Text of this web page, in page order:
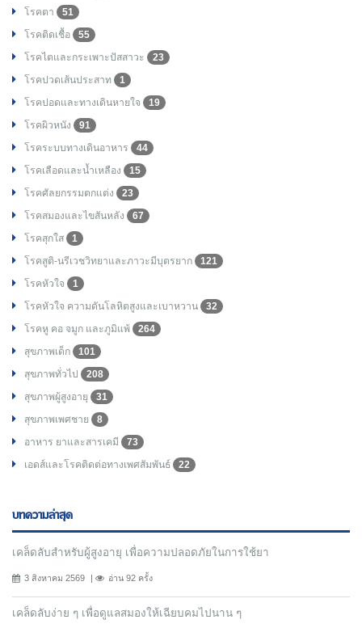
โรคตา
51
โรคติดเชื้อ
55
โรคไตและกระเพาะปัสสาวะ
23
โรคปวดเส้นประสาท
1
โรคปอดและทางเดินหายใจ
19
โรคผิวหนัง
91
โรคระบบทางเดินอาหาร
44
โรคเลือดและน้ำเหลือง
15
โรคศัลยกรรมตกแต่ง
23
โรคสมองและไขสันหลัง
67
โรคสุกใส
1
โรคสูติ-นรีเวชวิทยาและภาวะมีบุตรยาก
121
โรคหัวใจ
1
โรคหัวใจ ความดันโลหิตสูงและเบาหวาน
32
โรคหู คอ จมูก และภูมิแพ้
264
สุขภาพเด็ก
101
สุขภาพทั่วไป
208
สุขภาพผู้สูงอายุ
31
สุขภาพเพศชาย
8
อาหาร ยาและสารเคมี
73
เอดส์และโรคติดต่อทางเพศสัมพันธ์
22
บทความล่าสุด
เคล็ดลับสำหรับผู้สูงอายุ เพื่อความปลอดภัยในการใช้ยา
3 สิงหาคม 2569 อ่าน 92 ครั้ง
เคล็ดลับง่าย ๆ เพื่อดูแลสมองให้เฉียบคมไปนาน ๆ